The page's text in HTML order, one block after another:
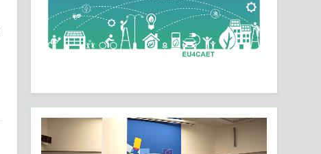
Player